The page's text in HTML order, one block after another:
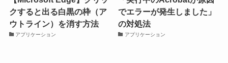
クすると出る白黒の枠（ア
ウトライン）を消す方法
アプリケーション
でエラーが発生しました」
の対処法
アプリケーション